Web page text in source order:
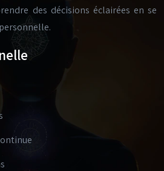
des décisions éclairées en se